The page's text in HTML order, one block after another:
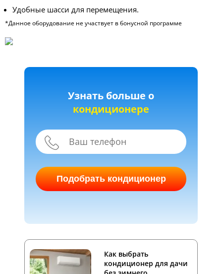
Удобные шасси для перемещения.
*Данное оборудование не участвует в бонусной программе
Узнать больше о
кондиционере
Подобрать кондиционер
Как выбрать
кондиционер для дачи